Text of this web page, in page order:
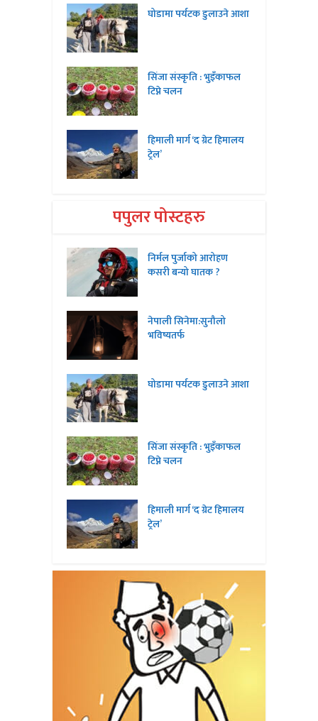
घोडामा पर्यटक डुलाउने आशा
सिंजा संस्कृति : भुइँकाफल
टिप्ने चलन
हिमाली मार्ग ‘द ग्रेट हिमालय
ट्रेल’
पपुलर पोस्टहरु
निर्मल पुर्जाको आरोहण
कसरी बन्यो घातक ?
नेपाली सिनेमा:सुनौलो
भविष्यतर्फ
घोडामा पर्यटक डुलाउने आशा
सिंजा संस्कृति : भुइँकाफल
टिप्ने चलन
हिमाली मार्ग ‘द ग्रेट हिमालय
ट्रेल’